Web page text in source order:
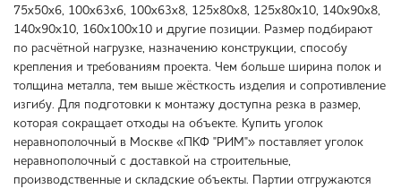
75х50х6, 100х63х6, 100х63х8, 125х80х8, 125х80х10, 140х90х8,
140х90х10, 160х100х10 и другие позиции. Размер подбирают
по расчётной нагрузке, назначению конструкции, способу
крепления и требованиям проекта. Чем больше ширина полок и
толщина металла, тем выше жёсткость изделия и сопротивление
изгибу. Для подготовки к монтажу доступна резка в размер,
которая сокращает отходы на объекте. Купить уголок
неравнополочный в Москве «ПКФ "РИМ"» поставляет уголок
неравнополочный с доставкой на строительные,
производственные и складские объекты. Партии отгружаются